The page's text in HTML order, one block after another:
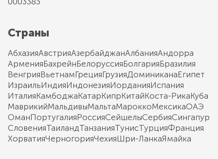
Страны
АбхазияАвстрияАзербайджанАлбанияАндорра
АрменияБахрейнБелоруссияБолгарияБразилия
ВенгрияВьетнамГрецияГрузияДоминиканаЕгипет
ИзраильИндияИндонезияИорданияИспания
ИталияКамбоджаКатарКипрКитайКоста-РикаКуба
МаврикийМальдивыМальтаМароккоМексикаОАЭ
ОманПортугалияРоссияСейшелыСербияСингапур
СловенияТаиландТанзанияТунисТурцияФранция
ХорватияЧерногорияЧехияШри-ЛанкаЯмайка